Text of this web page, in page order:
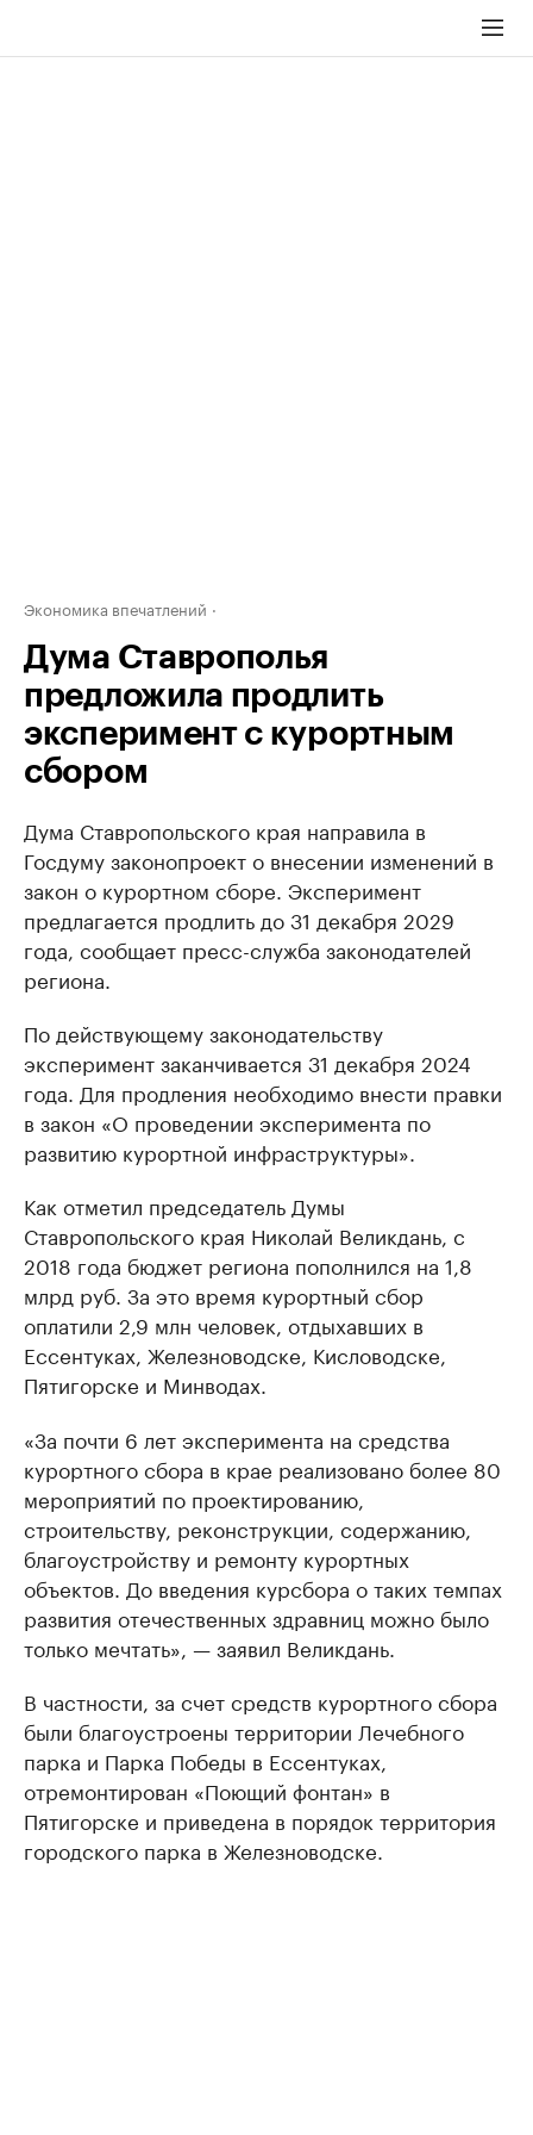
Экономика впечатлений
Дума Ставрополья
предложила продлить
эксперимент с курортным
сбором
Дума Ставропольского края направила в
Госдуму законопроект о внесении изменений в
закон о курортном сборе. Эксперимент
предлагается продлить до 31 декабря 2029
года, сообщает пресс-служба законодателей
региона.
По действующему законодательству
эксперимент заканчивается 31 декабря 2024
года. Для продления необходимо внести правки
в закон «О проведении эксперимента по
развитию курортной инфраструктуры».
Как отметил председатель Думы
Ставропольского края Николай Великдань, с
2018 года бюджет региона пополнился на 1,8
млрд руб. За это время курортный сбор
оплатили 2,9 млн человек, отдыхавших в
Ессентуках, Железноводске, Кисловодске,
Пятигорске и Минводах.
«За почти 6 лет эксперимента на средства
курортного сбора в крае реализовано более 80
мероприятий по проектированию,
строительству, реконструкции, содержанию,
благоустройству и ремонту курортных
объектов. До введения курсбора о таких темпах
развития отечественных здравниц можно было
только мечтать», — заявил Великдань.
В частности, за счет средств курортного сбора
были благоустроены территории Лечебного
парка и Парка Победы в Ессентуках,
отремонтирован «Поющий фонтан» в
Пятигорске и приведена в порядок территория
городского парка в Железноводске.